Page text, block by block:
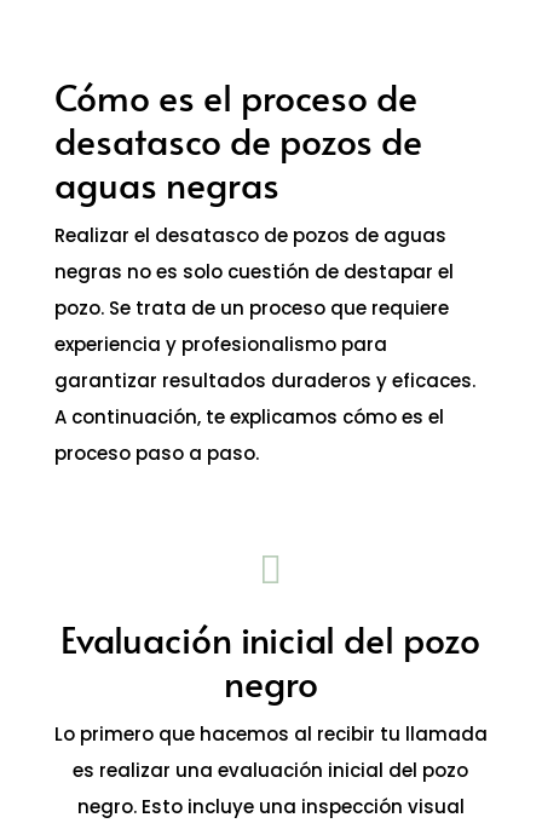
Cómo es el proceso de
desatasco de pozos de
aguas negras
Realizar el desatasco de pozos de aguas
negras no es solo cuestión de destapar el
pozo. Se trata de un proceso que requiere
experiencia y profesionalismo para
garantizar resultados duraderos y eficaces.
A continuación, te explicamos cómo es el
proceso paso a paso.

Evaluación inicial del pozo
negro
Lo primero que hacemos al recibir tu llamada
es realizar una evaluación inicial del pozo
negro. Esto incluye una inspección visual